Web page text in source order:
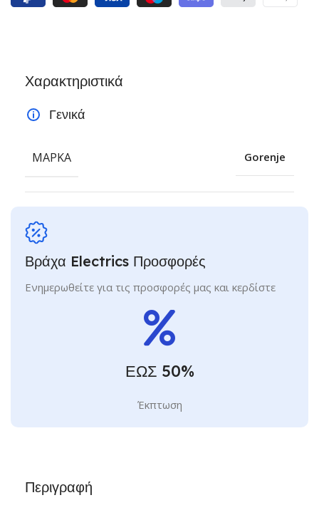
Περιγραφή
Χαρακτηριστικά
Γενικά
ΜΆΡΚΑ Gorenje
Βράχα Electrics Προσφορές
Ενημερωθείτε για τις προσφορές μας και κερδίστε
ΕΩΣ 50%
Έκπτωση